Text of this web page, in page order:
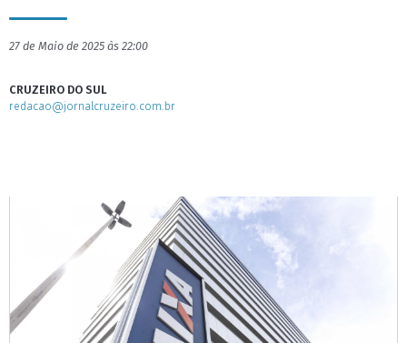
27 de Maio de 2025 às 22:00
CRUZEIRO DO SUL
redacao@jornalcruzeiro.com.br